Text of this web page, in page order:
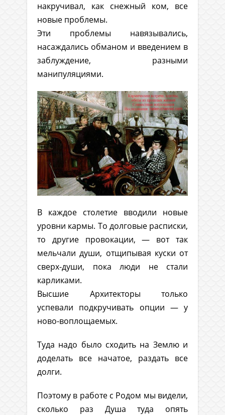
накручивал, как снежный ком, все
новые проблемы.
Эти проблемы навязывались,
насаждались обманом и введением в
заблуждение, разными
манипуляциями.
В каждое столетие вводили новые
уровни кармы. То долговые расписки,
то другие провокации, — вот так
мельчали души, отщипывая куски от
сверх-души, пока люди не стали
карликами.
Высшие Архитекторы только
успевали подкручивать опции — у
ново-воплощаемых.
Туда надо было сходить на Землю и
доделать все начатое, раздать все
долги.
Поэтому в работе с Родом мы видели,
сколько раз Душа туда опять